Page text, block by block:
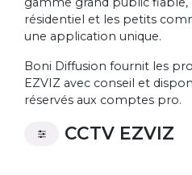
résidentiel et les petits
une application unique.
Boni Diffusion fournit les
EZVIZ avec conseil et
réservés aux comptes pro.
CCTV EZVIZ